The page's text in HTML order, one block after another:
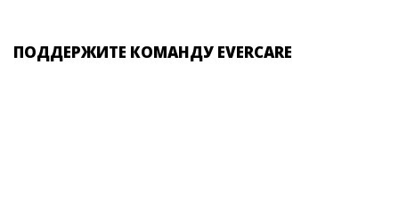
ПОДДЕРЖИТЕ КОМАНДУ EVERCARE